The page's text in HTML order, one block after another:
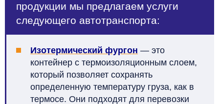
продукции мы предлагаем услуги
следующего автотранспорта:
Изотермический фургон — это
контейнер с термоизоляционным слоем,
который позволяет сохранять
определенную температуру груза, как в
термосе. Они подходят для перевозки